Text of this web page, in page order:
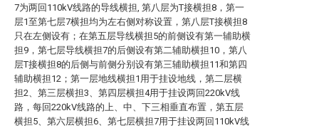
7为两回110kV线路的导线横担, 第八层为T接横担8，第一
层1至第七层7横担均为左右侧对称设置，第八层T接横担8
只在左侧设有；在第五层导线横担5的前侧设有第一辅助横
担9，第七层导线横担7的后侧设有第二辅助横担10，第八
层T接横担8的后侧与前侧分别设有第三辅助横担11和第四
辅助横担12；第一层地线横担1用于挂设地线，第二层横
担2、第三层横担3、第四层横担4用于挂设两回220kV线
路，每回220kV线路的上、中、下三相垂直布置，第五层
横担5、第六层横担6、第七层横担7用于挂设两回110kV线